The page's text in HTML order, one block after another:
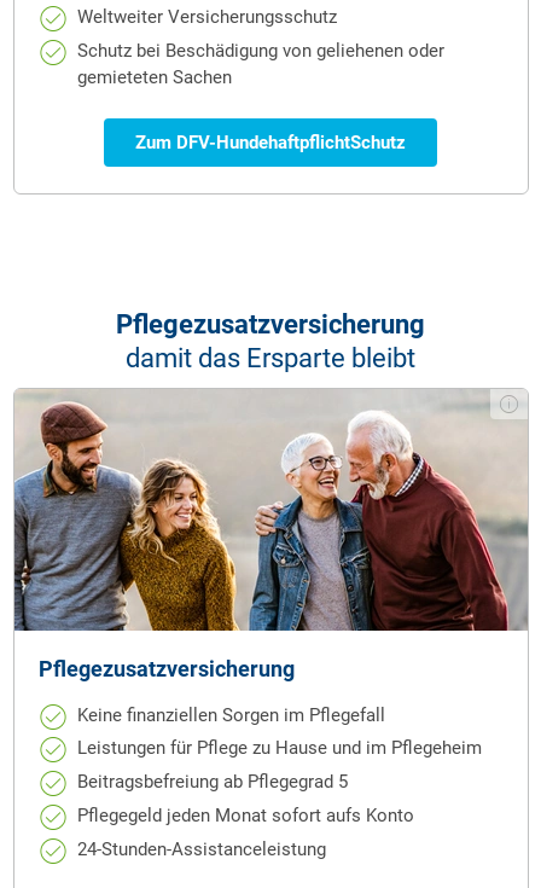
Weltweiter Versicherungsschutz
Schutz bei Beschädigung von geliehenen oder
gemieteten Sachen
Zum DFV-HundehaftpflichtSchutz
Pflege­zusatz­versicherung
damit das Ersparte bleibt
Pflegezusatzversicherung
Keine finanziellen Sorgen im Pflegefall
Leistungen für Pflege zu Hause und im Pflegeheim
Beitragsbefreiung ab Pflegegrad 5
Pflegegeld jeden Monat sofort aufs Konto
24-Stunden-Assistanceleistung